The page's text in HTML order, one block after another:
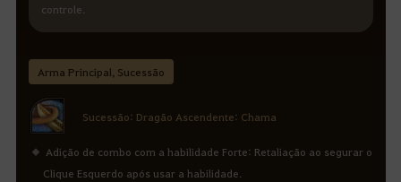
controle.
Arma Principal, Sucessão
Sucessão: Dragão Ascendente: Chama
Adição de combo com a habilidade Forte: Retaliação ao segurar o
Clique Esquerdo após usar a habilidade.